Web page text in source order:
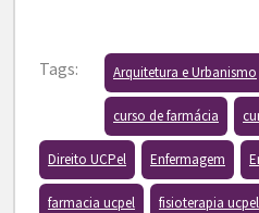
Tags: Arquitetura e Urbanismo
curso de farmácia
Direito UCPel Enfermagem
farmacia ucpel fisioterapia ucpel